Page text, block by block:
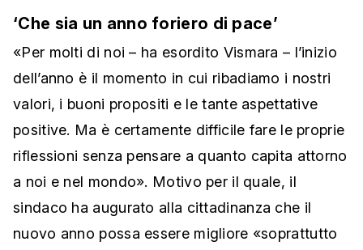
‘Che sia un anno foriero di pace’
«Per molti di noi – ha esordito Vismara – l’inizio
dell’anno è il momento in cui ribadiamo i nostri
valori, i buoni propositi e le tante aspettative
positive. Ma è certamente difficile fare le proprie
riflessioni senza pensare a quanto capita attorno
a noi e nel mondo». Motivo per il quale, il
sindaco ha augurato alla cittadinanza che il
nuovo anno possa essere migliore «soprattutto